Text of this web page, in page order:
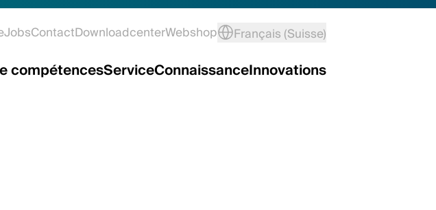
JobsContactDownloadcenterWebshop Français (Suisse)
compétencesServiceConnaissanceInnovations